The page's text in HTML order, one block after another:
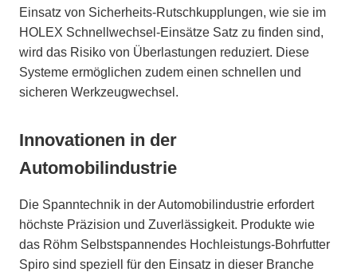
Einsatz von Sicherheits-Rutschkupplungen, wie sie im
HOLEX Schnellwechsel-Einsätze Satz zu finden sind,
wird das Risiko von Überlastungen reduziert. Diese
Systeme ermöglichen zudem einen schnellen und
sicheren Werkzeugwechsel.
Innovationen in der
Automobilindustrie
Die Spanntechnik in der Automobilindustrie erfordert
höchste Präzision und Zuverlässigkeit. Produkte wie
das Röhm Selbstspannendes Hochleistungs-Bohrfutter
Spiro sind speziell für den Einsatz in dieser Branche